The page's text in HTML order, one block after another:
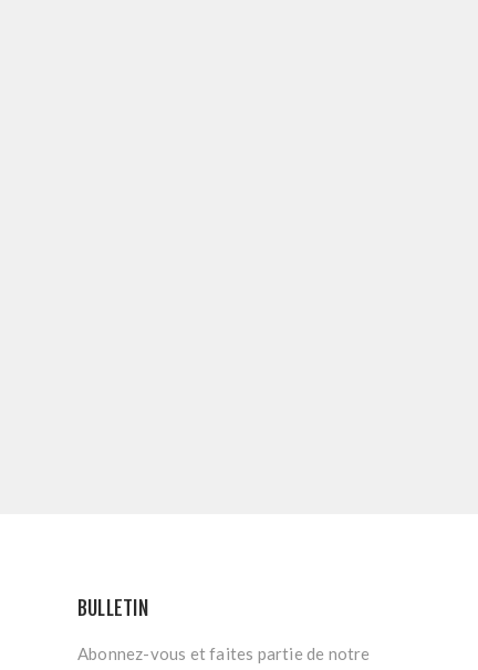
BULLETIN
Abonnez-vous et faites partie de notre